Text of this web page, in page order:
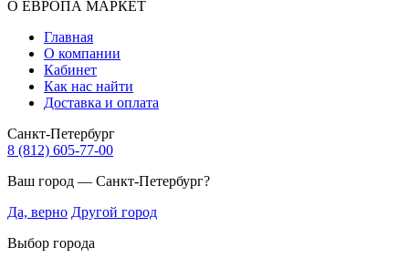
О ЕВРОПА МАРКЕТ
Главная
О компании
Кабинет
Как нас найти
Доставка и оплата
Санкт-Петербург
8 (812) 605-77-00
Ваш город — Санкт-Петербург?
Да, верно Другой город
Выбор города